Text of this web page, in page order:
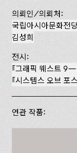
의뢰인/의뢰처:
국립아시아문화전
김성희
전시:
『그래픽 웨스트
시스템스 오브 포
연관 작품: